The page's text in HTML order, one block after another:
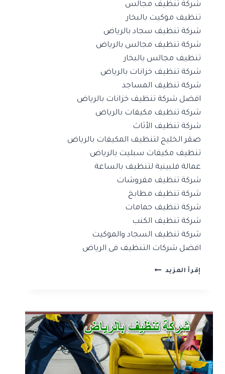
شركة تنظيف مجالس
تنظيف موكيت بالبخار
شركة تنظيف سجاد بالرياض
شركة تنظيف مجالس بالرياض
تنظيف مجالس بالبخار
شركة تنظيف خزانات بالرياض
شركة تنظيف المساجد
افضل شركة تنظيف خزانات بالرياض
شركة تنظيف مكيفات بالرياض
شركة تنظيف الأثاث
صقر الخليج لتنظيف المكيفات بالرياض
تنظيف مكيفات سبليت بالرياض
عمالة فلبينية لتنظيف بالساعة
شركة تنظيف مفروشات
شركة تنظيف مطابخ
شركة تنظيف حمامات
شركة تنظيف الكنب
شركة تنظيف السجاد والموكيت
افضل شركات التنظيف فى الرياض
إقرأ المزيد افضل
بالرياض